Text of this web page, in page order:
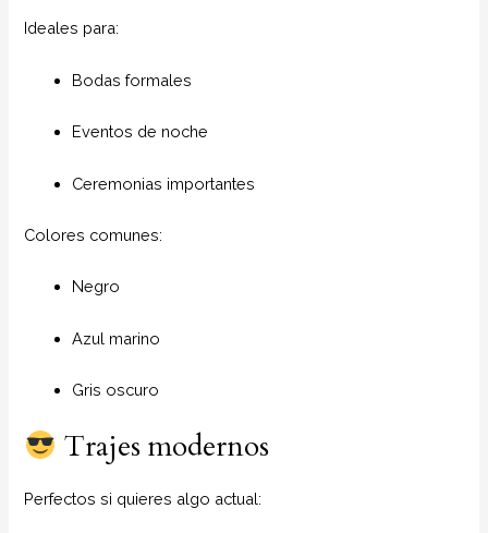
Ideales para:
Bodas formales
Eventos de noche
Ceremonias importantes
Colores comunes:
Negro
Azul marino
Gris oscuro
Trajes modernos
Perfectos si quieres algo actual: